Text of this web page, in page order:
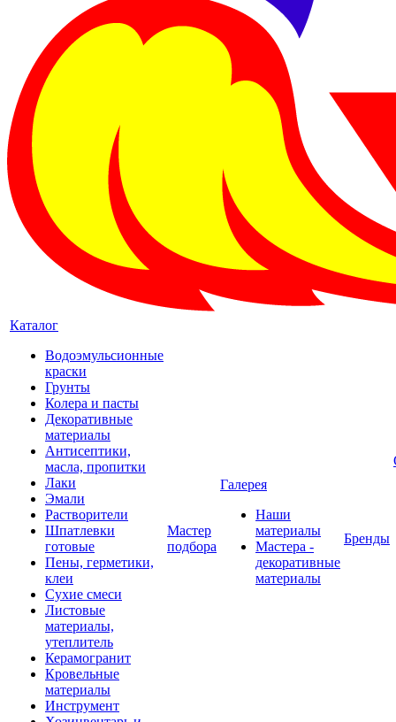
Каталог
Водоэмульсионные
краски
Грунты
Колера и пасты
Декоративные
материалы
Антисептики,
масла, пропитки
Лаки
Эмали
Растворители
Шпатлевки
готовые
Пены, герметики,
клеи
Сухие смеси
Листовые
материалы,
утеплитель
Керамогранит
Кровельные
материалы
Инструмент
Мастер
подбора
Галерея
Наши
материалы
Мастера -
декоративные
материалы
Бренды